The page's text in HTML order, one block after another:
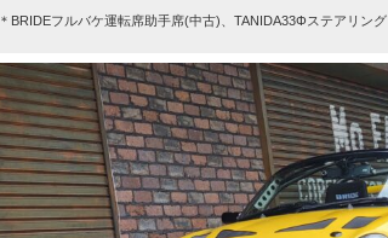
＊BRIDEフルバケ運転席助手席(中古)、TANIDA33Φステアリング